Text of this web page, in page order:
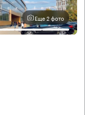
Еще 2 фото